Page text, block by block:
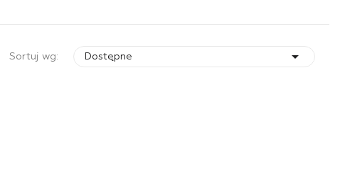
Sortuj wg: Dostępne 